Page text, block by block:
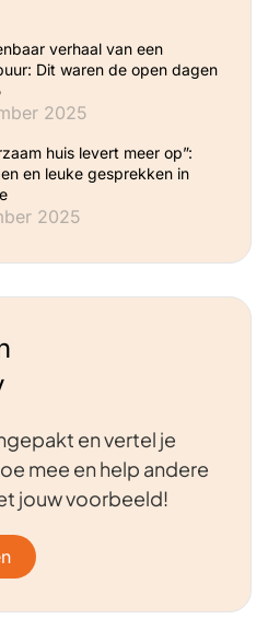
verhaal van een
Dit waren de open dagen
2025
huis levert meer op”:
en leuke gesprekken in
2025
en vertel je
mee en help andere
jouw voorbeeld!